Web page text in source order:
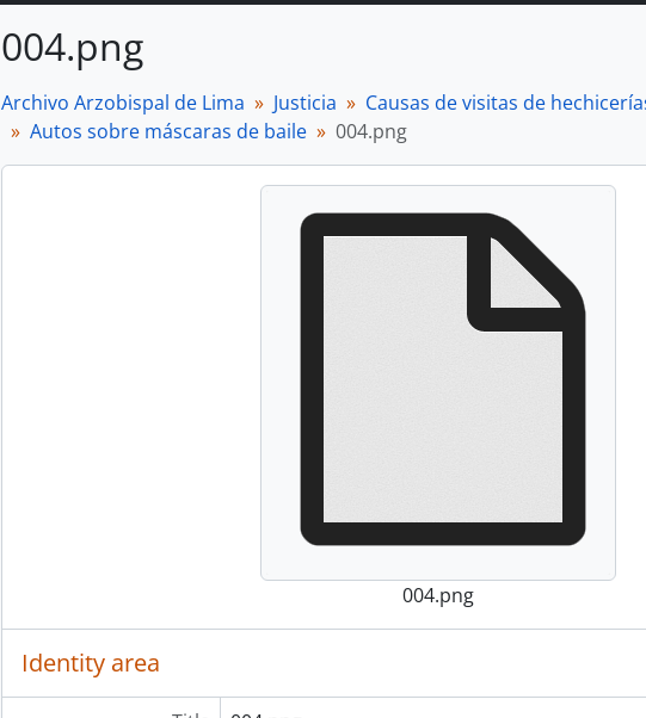
004.png
Archivo Arzobispal de Lima Justicia Causas de visitas de
Autos sobre máscaras de baile
004.png
004.png
Identity area